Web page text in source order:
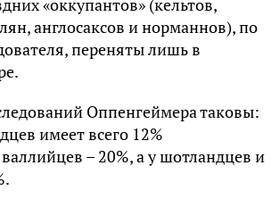
«оккупантов» (кельтов,
англосаксов и норманнов), по
переняты лишь в
Оппенгеймера таковы:
имеет всего 12%
– 20%, а у шотландцев и